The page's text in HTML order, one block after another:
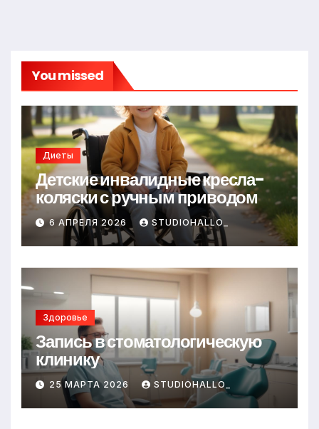
You missed
Диеты
Детские инвалидные кресла-
коляски с ручным приводом
6 АПРЕЛЯ 2026 STUDIOHALLO_
Здоровье
Запись в стоматологическую
клинику
25 МАРТА 2026 STUDIOHALLO_